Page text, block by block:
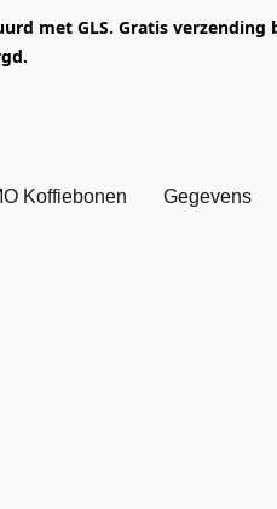
met GLS. Gratis verzending
Koffiebonen Gegevens